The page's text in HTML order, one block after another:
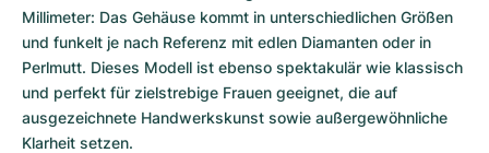
Millimeter: Das Gehäuse kommt in unterschiedlichen Größen
und funkelt je nach Referenz mit edlen Diamanten oder in
Perlmutt. Dieses Modell ist ebenso spektakulär wie klassisch
und perfekt für zielstrebige Frauen geeignet, die auf
ausgezeichnete Handwerkskunst sowie außergewöhnliche
Klarheit setzen.